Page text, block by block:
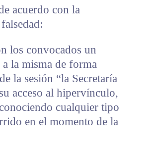
acuerdo con la
los convocados un
la misma de forma
la sesión “la Secretaría
acceso al hipervínculo,
cualquier tipo
en el momento de la